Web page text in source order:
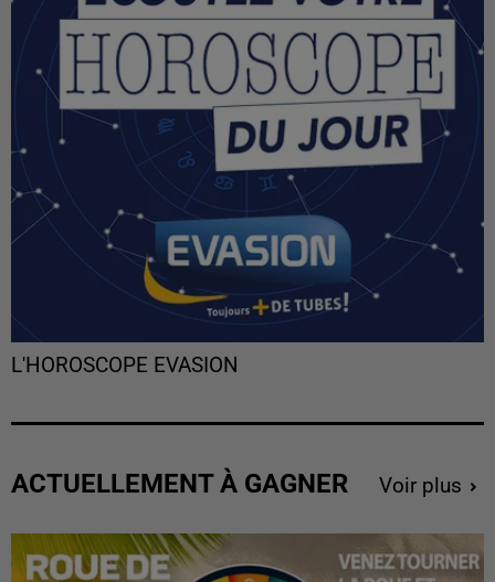
L'HOROSCOPE EVASION
ACTUELLEMENT À GAGNER Voir plus